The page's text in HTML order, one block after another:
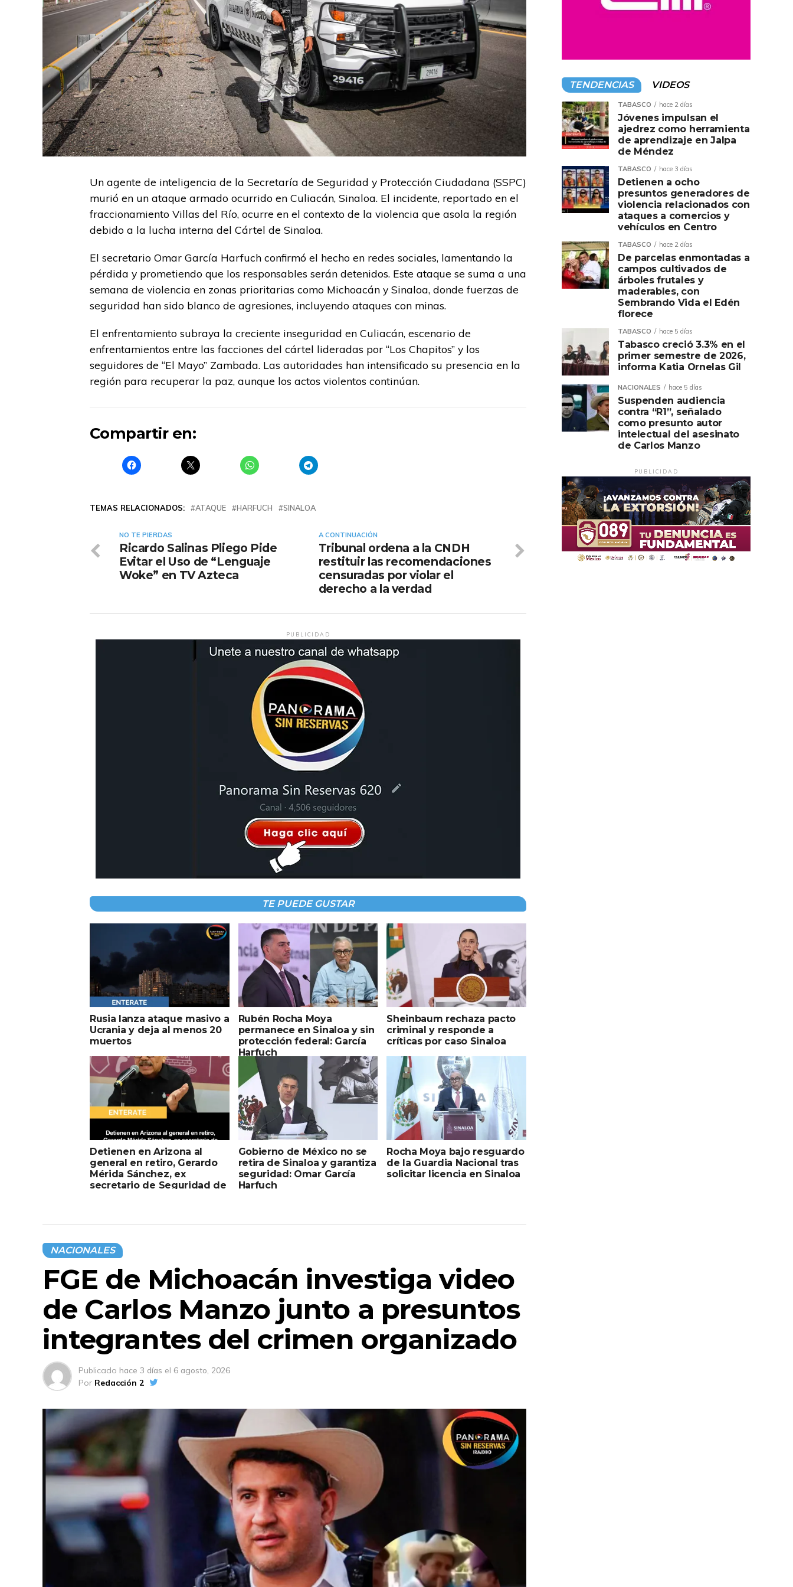
Un agente de inteligencia de la Secretaría de Seguridad y Protección Ciudadana (SSPC)
murió en un ataque armado ocurrido en Culiacán, Sinaloa. El incidente, reportado en el
fraccionamiento Villas del Río, ocurre en el contexto de la violencia que asola la región
debido a la lucha interna del Cártel de Sinaloa.
El secretario Omar García Harfuch confirmó el hecho en redes sociales, lamentando la
pérdida y prometiendo que los responsables serán detenidos. Este ataque se suma a una
semana de violencia en zonas prioritarias como Michoacán y Sinaloa, donde fuerzas de
seguridad han sido blanco de agresiones, incluyendo ataques con minas.
El enfrentamiento subraya la creciente inseguridad en Culiacán, escenario de
enfrentamientos entre las facciones del cártel lideradas por “Los Chapitos” y los
seguidores de “El Mayo” Zambada. Las autoridades han intensificado su presencia en la
región para recuperar la paz, aunque los actos violentos continúan.
Compartir en:
TEMAS RELACIONADOS: ATAQUE HARFUCH SINALOA
A CONTINUACIÓN
Tribunal ordena a la CNDH
restituir las recomendaciones
censuradas por violar el
derecho a la verdad
NO TE PIERDAS
Ricardo Salinas Pliego Pide
Evitar el Uso de “Lenguaje
Woke” en TV Azteca
PUBLICIDAD
TE PUEDE GUSTAR
Rusia lanza ataque masivo a
Ucrania y deja al menos 20
muertos
Rubén Rocha Moya
permanece en Sinaloa y sin
protección federal: García
Harfuch
Sheinbaum rechaza pacto
criminal y responde a
críticas por caso Sinaloa
Detienen en Arizona al
general en retiro, Gerardo
Mérida Sánchez, ex
secretario de Seguridad de
Gobierno de México no se
retira de Sinaloa y garantiza
seguridad: Omar García
Harfuch
Rocha Moya bajo resguardo
de la Guardia Nacional tras
solicitar licencia en Sinaloa
NACIONALES
FGE de Michoacán investiga video
de Carlos Manzo junto a presuntos
integrantes del crimen organizado
Publicado hace 3 días el 6 agosto, 2026
Por Redacción 2
TENDENCIAS VIDEOS
TABASCO hace 2 días
Jóvenes impulsan el
ajedrez como herramienta
de aprendizaje en Jalpa
de Méndez
TABASCO hace 3 días
Detienen a ocho
presuntos generadores de
violencia relacionados con
ataques a comercios y
vehículos en Centro
TABASCO hace 2 días
De parcelas enmontadas a
campos cultivados de
árboles frutales y
maderables, con
Sembrando Vida el Edén
florece
TABASCO hace 5 días
Tabasco creció 3.3% en el
primer semestre de 2026,
informa Katia Ornelas Gil
NACIONALES hace 5 días
Suspenden audiencia
contra “R1”, señalado
como presunto autor
intelectual del asesinato
de Carlos Manzo
PUBLICIDAD